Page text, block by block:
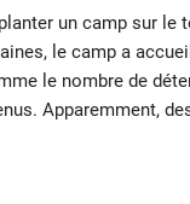
un camp sur
le camp a
le nombre de
Apparemment,